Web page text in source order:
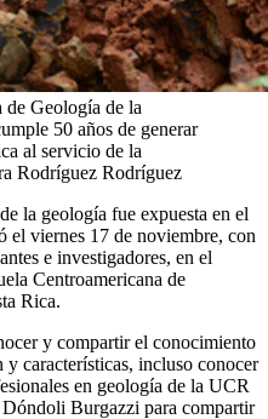
de Geología de la
50 años de generar
al servicio de la
Rodríguez Rodríguez
la geología fue expuesta en el
el viernes 17 de noviembre, con
e investigadores, en el
Centroamericana de
Rica.
y compartir el conocimiento
características, incluso conocer
en geología de la UCR
Burgazzi para compartir